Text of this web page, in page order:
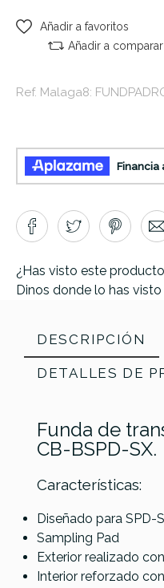
Añadir a favoritos
Añadir a comparar
Ref. Malaga8:
¿Has visto este
Dinos donde lo has
DESCRIPCIÓN
DETALLES DE
Funda de
CB-BSPD-SX.
Características:
Diseñado para SPD-
Sampling Pad
Exterior realizado
Interior reforzado
Referencia